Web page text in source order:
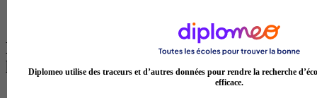
Les intitulés de diplôme par alternance
les plus recherchés
Diplomeo utilise des traceurs et d’autres données pour rendre la recherche
efficace.